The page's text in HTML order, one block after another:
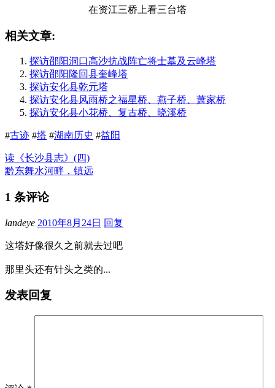
在资江三桥上看三台塔
相关文章:
探访邵阳洞口高沙抗战阵亡将士墓及云峰塔
探访邵阳隆回县奎峰塔
探访安化县乾元塔
探访安化县风雨桥之福星桥、燕子桥、萧家桥
探访安化县小花桥、复古桥、晓溪桥
#古迹 #塔 #湖南历史 #益阳
读《长沙县志》(四)
黔东舞水河畔，镇远
1 条评论
landeye 2010年8月24日 回复
这塔好像很久之前就去过吧
那里头还有针头之类的...
发表回复